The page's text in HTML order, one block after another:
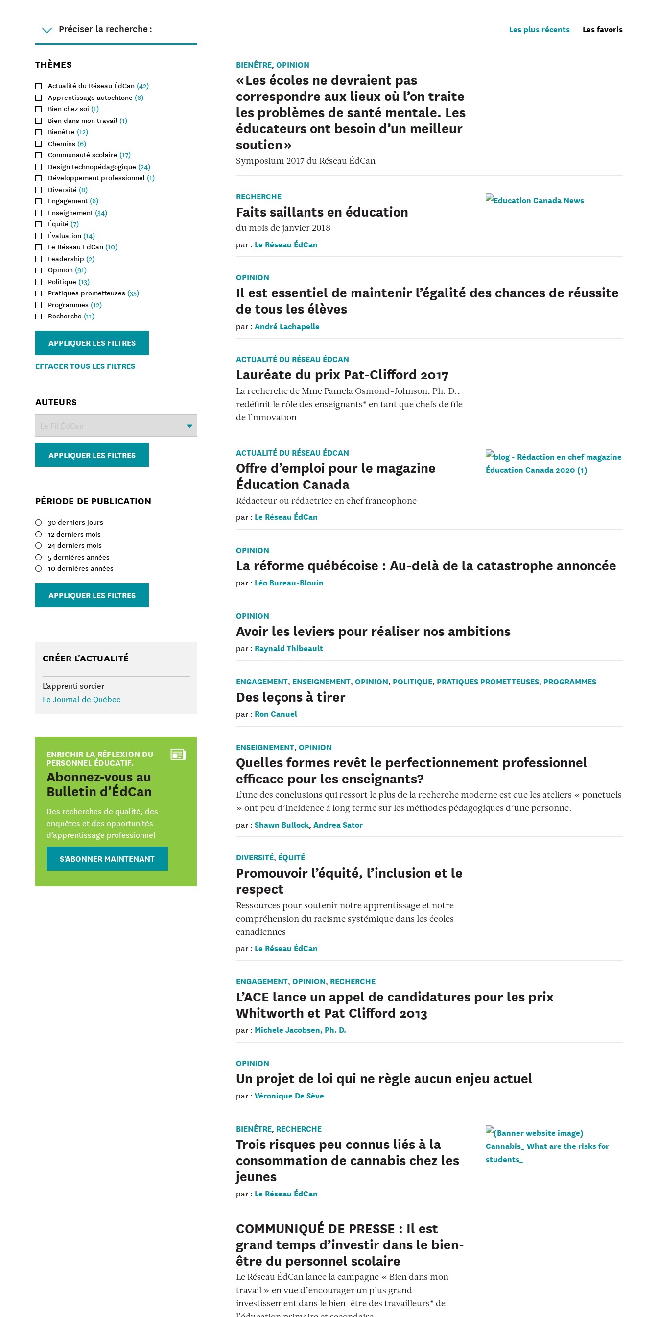
Préciser la recherche :
THÈMES
Actualité du Réseau ÉdCan (42)
Apprentissage autochtone (6)
Bien chez soi (1)
Bien dans mon travail (1)
Bienêtre (12)
Chemins (6)
Communauté scolaire (17)
Design technopédagogique (24)
Développement professionnel (1)
Diversité (8)
Engagement (6)
Enseignement (34)
Équité (7)
Évaluation (14)
Le Réseau ÉdCan (10)
Leadership (2)
Opinion (91)
Politique (13)
Pratiques prometteuses (35)
Programmes (12)
Recherche (11)
APPLIQUER LES FILTRES
EFFACER TOUS LES FILTRES
AUTEURS
APPLIQUER LES FILTRES
PÉRIODE DE PUBLICATION
30 derniers jours
12 derniers mois
24 derniers mois
5 dernières années
10 dernières années
APPLIQUER LES FILTRES
CRÉER L'ACTUALITÉ
L'apprenti sorcier
Le Journal de Québec
ENRICHIR LA RÉFLEXION DU
PERSONNEL ÉDUCATIF.
:
Abonnez-vous au
Bulletin d'ÉdCan
Des recherches de qualité, des
enquêtes et des opportunités
d’apprentissage professionnel
S'ABONNER MAINTENANT
Les plus récents Les favoris
BIENÊTRE, OPINION
« Les écoles ne devraient pas
correspondre aux lieux où l’on traite
les problèmes de santé mentale. Les
éducateurs ont besoin d’un meilleur
soutien »
Symposium 2017 du Réseau ÉdCan
RECHERCHE
Faits saillants en éducation
du mois de janvier 2018
par : Le Réseau ÉdCan
OPINION
Il est essentiel de maintenir l’égalité des chances de réussite
de tous les élèves
par : André Lachapelle
ACTUALITÉ DU RÉSEAU ÉDCAN
Lauréate du prix Pat-Clifford 2017
La recherche de Mme Pamela Osmond-Johnson, Ph. D.,
redéfinit le rôle des enseignants* en tant que chefs de file
de l’innovation
ACTUALITÉ DU RÉSEAU ÉDCAN
Offre d’emploi pour le magazine
Éducation Canada
Rédacteur ou rédactrice en chef francophone
par : Le Réseau ÉdCan
OPINION
La réforme québécoise : Au-delà de la catastrophe annoncée
par : Léo Bureau-Blouin
OPINION
Avoir les leviers pour réaliser nos ambitions
par : Raynald Thibeault
ENGAGEMENT, ENSEIGNEMENT, OPINION, POLITIQUE, PRATIQUES PROMETTEUSES, PROGRAMMES
Des leçons à tirer
par : Ron Canuel
ENSEIGNEMENT, OPINION
Quelles formes revêt le perfectionnement professionnel
efficace pour les enseignants?
L’une des conclusions qui ressort le plus de la recherche moderne est que les ateliers « ponctuels
» ont peu d’incidence à long terme sur les méthodes pédagogiques d’une personne.
par : Shawn Bullock, Andrea Sator
DIVERSITÉ, ÉQUITÉ
Promouvoir l’équité, l’inclusion et le
respect
Ressources pour soutenir notre apprentissage et notre
compréhension du racisme systémique dans les écoles
canadiennes
par : Le Réseau ÉdCan
ENGAGEMENT, OPINION, RECHERCHE
L’ACE lance un appel de candidatures pour les prix
Whitworth et Pat Clifford 2013
par : Michele Jacobsen, Ph. D.
OPINION
Un projet de loi qui ne règle aucun enjeu actuel
par : Véronique De Sève
BIENÊTRE, RECHERCHE
Trois risques peu connus liés à la
consommation de cannabis chez les
jeunes
par : Le Réseau ÉdCan
COMMUNIQUÉ DE PRESSE : Il est
grand temps d’investir dans le bien-
être du personnel scolaire
Le Réseau ÉdCan lance la campagne « Bien dans mon
travail » en vue d’encourager un plus grand
investissement dans le bien-être des travailleurs* de